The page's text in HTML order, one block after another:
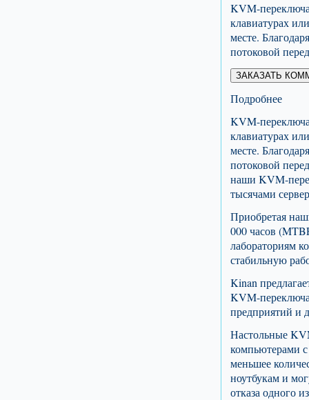
KVM-
клавиатурах
месте.
потоковой
ЗАКАЗАТЬ
Подробнее
KVM-
клавиатурах
месте.
потоковой
наши KVM-
тысячами
Приобретая
000 часов
лабораториям
стабильную
Kinan
KVM-
предприятий и
Настольные
компьютерами
меньшее
ноутбукам и
отказа одного